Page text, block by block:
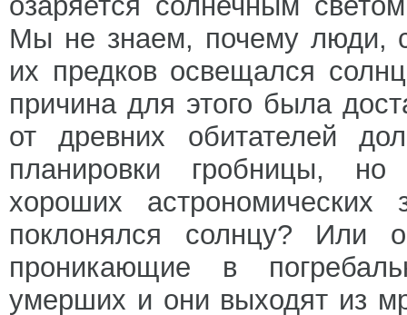
Мы не знаем, почему люди,
их предков освещался
причина для этого была
от древних обитателей
планировки гробницы, но
хороших
поклонялся солнцу? Или
проникающие в
умерших и они выходят из